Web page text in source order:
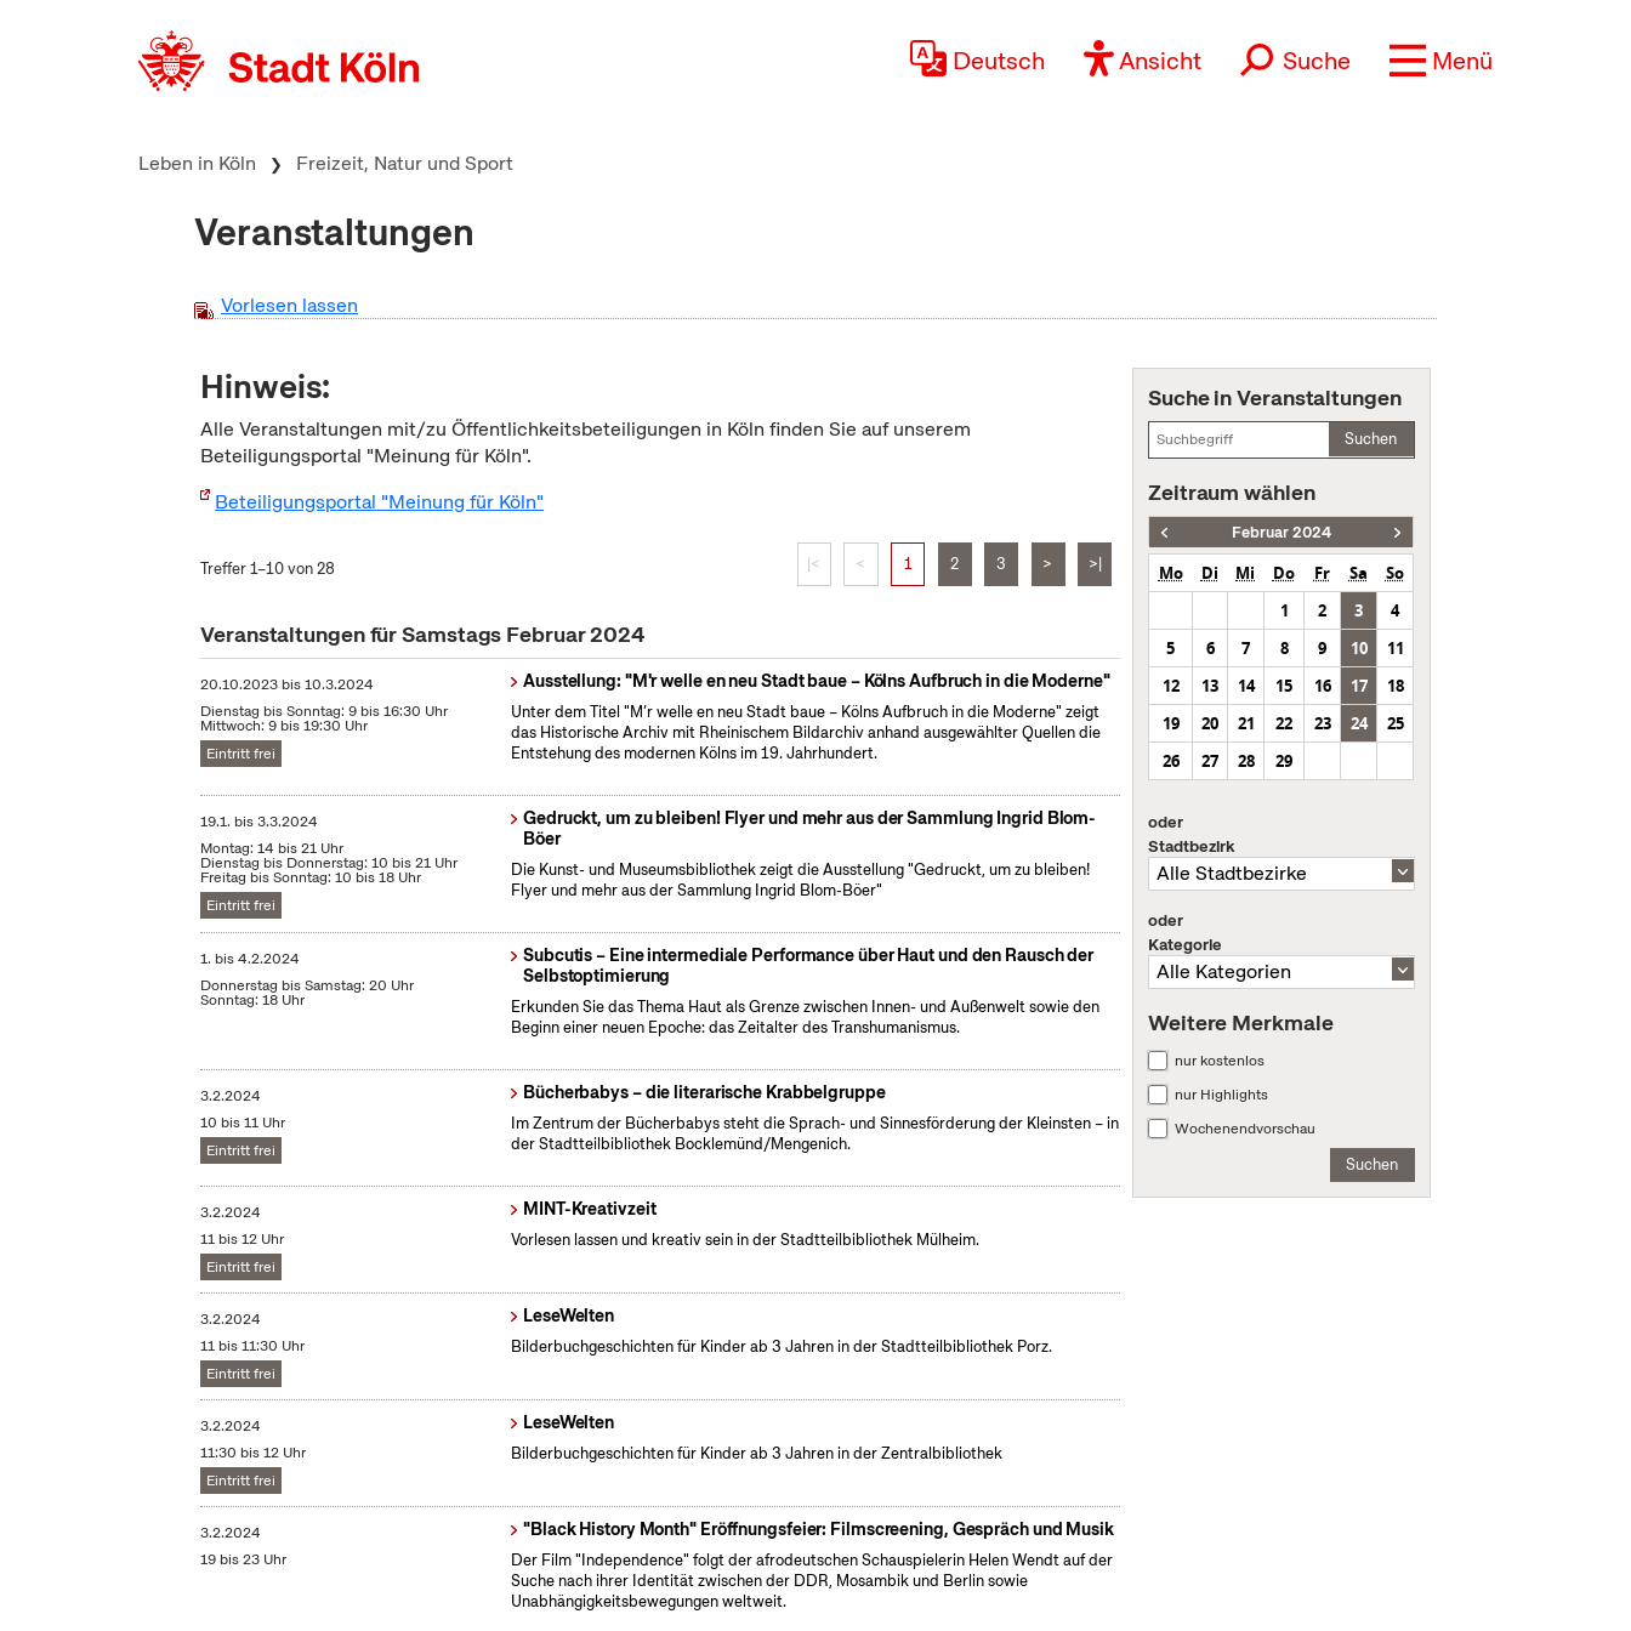
Deutsch Ansicht Suche Menü
Leben in Köln Freizeit, Natur und Sport
Veranstaltungen
Vorlesen lassen
Hinweis:
Alle Veranstaltungen mit/zu Öffentlichkeitsbeteiligungen in Köln finden Sie auf unserem
Beteiligungsportal "Meinung für Köln".
Beteiligungsportal "Meinung für Köln"
Treffer 1–10 von 28 |< < 1 2 3 > >|
Veranstaltungen für Samstags Februar 2024
20.10.2023 bis10.3.2024
Dienstag bis Sonntag: 9 bis 16:30 Uhr
Mittwoch: 9 bis 19:30 Uhr
Eintritt frei
Ausstellung: "M'r welle en neu Stadt baue – Kölns Aufbruch in die Moderne"
Unter dem Titel "M’r welle en neu Stadt baue – Kölns Aufbruch in die Moderne" zeigt
das Historische Archiv mit Rheinischem Bildarchiv anhand ausgewählter Quellen die
Entstehung des modernen Kölns im 19. Jahrhundert.
19.1. bis3.3.2024
Montag: 14 bis 21 Uhr
Dienstag bis Donnerstag: 10 bis 21 Uhr
Freitag bis Sonntag: 10 bis 18 Uhr
Eintritt frei
Gedruckt, um zu bleiben! Flyer und mehr aus der Sammlung Ingrid Blom-
Böer
Die Kunst- und Museumsbibliothek zeigt die Ausstellung "Gedruckt, um zu bleiben!
Flyer und mehr aus der Sammlung Ingrid Blom-Böer"
1. bis4.2.2024
Donnerstag bis Samstag: 20 Uhr
Sonntag: 18 Uhr
Subcutis – Eine intermediale Performance über Haut und den Rausch der
Selbstoptimierung
Erkunden Sie das Thema Haut als Grenze zwischen Innen- und Außenwelt sowie den
Beginn einer neuen Epoche: das Zeitalter des Transhumanismus.
3.2.2024
10 bis 11 Uhr
Eintritt frei
Bücherbabys – die literarische Krabbelgruppe
Im Zentrum der Bücherbabys steht die Sprach- und Sinnesförderung der Kleinsten – in
der Stadtteilbibliothek Bocklemünd/Mengenich.
3.2.2024
11 bis 12 Uhr
Eintritt frei
MINT-Kreativzeit
Vorlesen lassen und kreativ sein in der Stadtteilbibliothek Mülheim.
3.2.2024
11 bis 11:30 Uhr
Eintritt frei
LeseWelten
Bilderbuchgeschichten für Kinder ab 3 Jahren in der Stadtteilbibliothek Porz.
3.2.2024
11:30 bis 12 Uhr
Eintritt frei
LeseWelten
Bilderbuchgeschichten für Kinder ab 3 Jahren in der Zentralbibliothek
3.2.2024
19 bis 23 Uhr
"Black History Month" Eröffnungsfeier: Filmscreening, Gespräch und Musik
Der Film "Independence" folgt der afrodeutschen Schauspielerin Helen Wendt auf der
Suche nach ihrer Identität zwischen der DDR, Mosambik und Berlin sowie
Unabhängigkeitsbewegungen weltweit.
Suche in Veranstaltungen
Suchen
Zeitraum wählen
Februar 2024
Mo Di Mi Do Fr Sa
So
1
2 3
4
5
6 7 8 9 10
11
12
13 14 15 16 17
18
19
20 21 22 23 24
25
26
27 28 29
oder
Stadtbezirk
oder
Kategorie
Weitere Merkmale
nur kostenlos
nur Highlights
Wochenendvorschau
Suchen